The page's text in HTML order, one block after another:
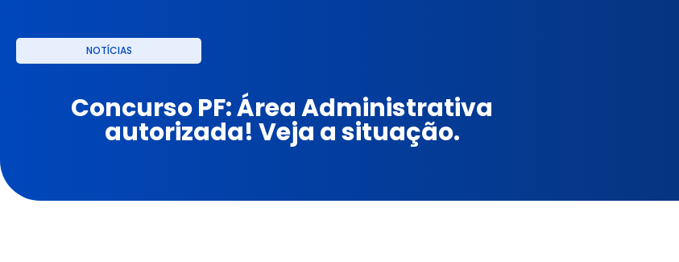
NOTÍCIAS
Concurso PF: Área Administrativa
autorizada! Veja a situação.